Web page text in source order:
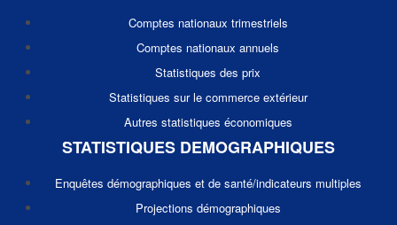
Comptes nationaux trimestriels
Comptes nationaux annuels
Statistiques des prix
Statistiques sur le commerce extérieur
Autres statistiques économiques
STATISTIQUES DEMOGRAPHIQUES
Enquêtes démographiques et de santé/indicateurs multiples
Projections démographiques